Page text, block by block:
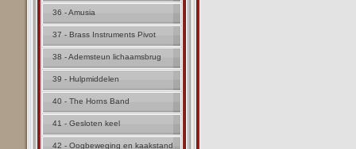
36 - Amusia
37 - Brass Instruments Pivot
38 - Ademsteun lichaamsbrug
39 - Hulpmiddelen
40 - The Horns Band
41 - Gesloten keel
42 - Oogbeweging en kaakstand